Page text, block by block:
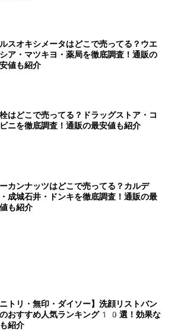
スオキシメータはどこで売ってる？ウエ
ア・マツキヨ・薬局を徹底調査！通販の
値も紹介
はどこで売ってる？ドラッグストア・コ
ニを徹底調査！通販の最安値も紹介
カンナッツはどこで売ってる？カルデ
成城石井・ドンキを徹底調査！通販の最
も紹介
ニトリ・無印・ダイソー】洗顔リストバン
のおすすめ人気ランキング10選！効果な
紹介